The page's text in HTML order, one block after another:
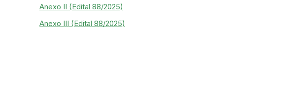
Anexo II (Edital 88/2025)
Anexo III (Edital 88/2025)